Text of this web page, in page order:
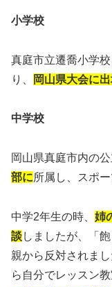
小学校
真庭市立遷喬小学
り、
岡山県大会に
中学校
岡山県真庭市内の
部に所属し、スポ
中学2年生の時、 姉
談しましたが、「
親から反対されま
ら自分でレッスン